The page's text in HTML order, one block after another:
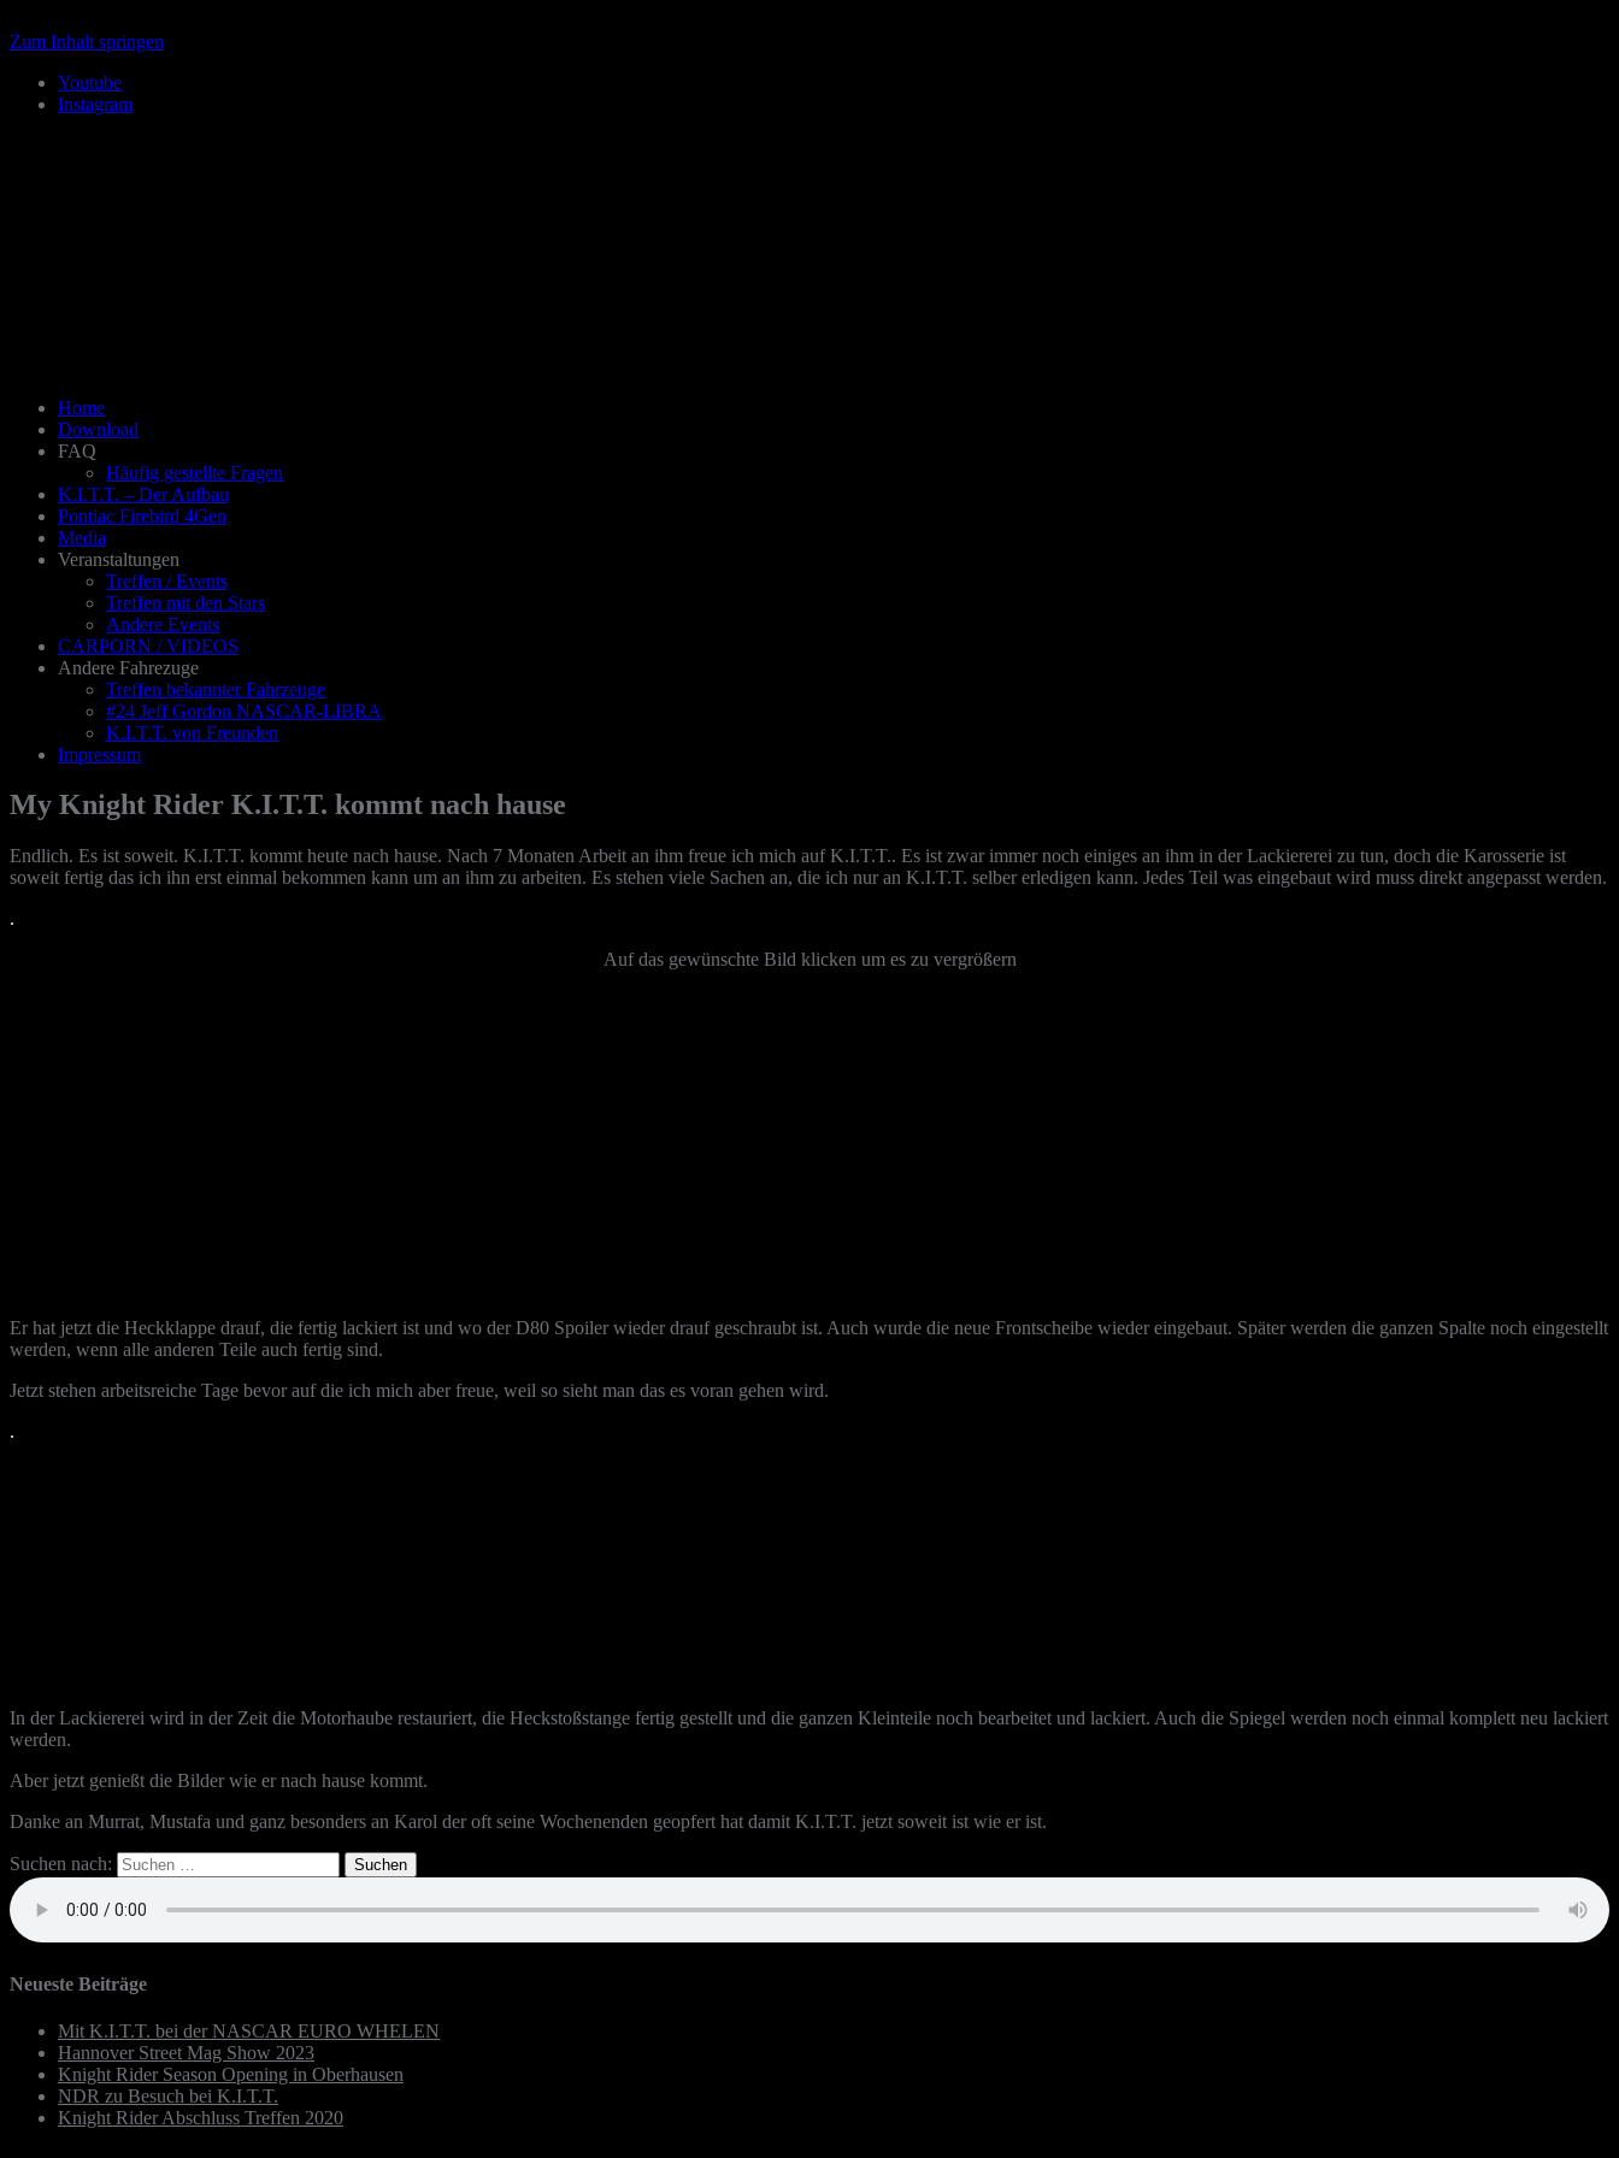
Zum Inhalt springen
Youtube
Instagram
Home
Download
FAQ
Häufig gestellte Fragen
K.I.T.T. – Der Aufbau
Pontiac Firebird 4Gen
Media
Veranstaltungen
Treffen / Events
Treffen mit den Stars
Andere Events
CARPORN / VIDEOS
Andere Fahrezuge
Treffen bekannter Fahrzeuge
#24 Jeff Gordon NASCAR-LIBRA
K.I.T.T. von Freunden
Impressum
My Knight Rider K.I.T.T. kommt nach hause
Endlich. Es ist soweit. K.I.T.T. kommt heute nach hause. Nach 7 Monaten Arbeit an ihm freue ich mich auf K.I.T.T.. Es ist zwar immer noch einiges an ihm in der Lackiererei zu tun, doch die Karosserie ist
soweit fertig das ich ihn erst einmal bekommen kann um an ihm zu arbeiten. Es stehen viele Sachen an, die ich nur an K.I.T.T. selber erledigen kann. Jedes Teil was eingebaut wird muss direkt angepasst werden.
.
Auf das gewünschte Bild klicken um es zu vergrößern
Er hat jetzt die Heckklappe drauf, die fertig lackiert ist und wo der D80 Spoiler wieder drauf geschraubt ist. Auch wurde die neue Frontscheibe wieder eingebaut. Später werden die ganzen Spalte noch eingestellt
werden, wenn alle anderen Teile auch fertig sind.
Jetzt stehen arbeitsreiche Tage bevor auf die ich mich aber freue, weil so sieht man das es voran gehen wird.
.
In der Lackiererei wird in der Zeit die Motorhaube restauriert, die Heckstoßstange fertig gestellt und die ganzen Kleinteile noch bearbeitet und lackiert. Auch die Spiegel werden noch einmal komplett neu lackiert
werden.
Aber jetzt genießt die Bilder wie er nach hause kommt.
Danke an Murrat, Mustafa und ganz besonders an Karol der oft seine Wochenenden geopfert hat damit K.I.T.T. jetzt soweit ist wie er ist.
Suchen nach:
Neueste Beiträge
Mit K.I.T.T. bei der NASCAR EURO WHELEN
Hannover Street Mag Show 2023
Knight Rider Season Opening in Oberhausen
NDR zu Besuch bei K.I.T.T.
Knight Rider Abschluss Treffen 2020